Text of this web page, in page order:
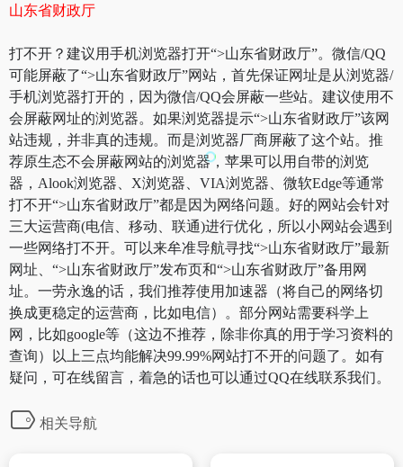
山东省财政厅
打不开？建议用手机浏览器打开“>山东省财政厅”。微信/QQ
可能屏蔽了“>山东省财政厅”网站，首先保证网址是从浏览器/
手机浏览器打开的，因为微信/QQ会屏蔽一些站。建议使用不
会屏蔽网址的浏览器。如果浏览器提示“>山东省财政厅”该网
站违规，并非真的违规。而是浏览器厂商屏蔽了这个站。推
荐原生态不会屏蔽网站的浏览器，苹果可以用自带的浏览
器，Alook浏览器、X浏览器、VIA浏览器、微软Edge等通常
打不开“>山东省财政厅”都是因为网络问题。好的网站会针对
三大运营商(电信、移动、联通)进行优化，所以小网站会遇到
一些网络打不开。可以来牟准导航寻找“>山东省财政厅”最新
网址、“>山东省财政厅”发布页和“>山东省财政厅”备用网
址。一劳永逸的话，我们推荐使用加速器（将自己的网络切
换成更稳定的运营商，比如电信）。部分网站需要科学上
网，比如google等（这边不推荐，除非你真的用于学习资料的
查询）以上三点均能解决99.99%网站打不开的问题了。如有
疑问，可在线留言，着急的话也可以通过QQ在线联系我们。
相关导航